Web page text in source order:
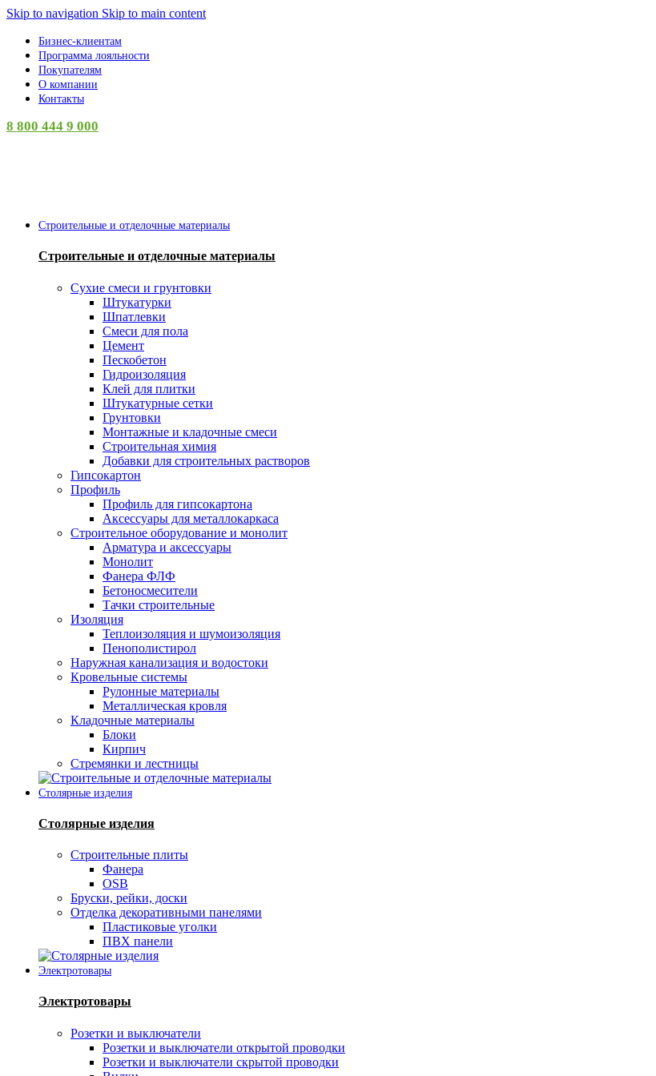
Skip to navigation Skip to main content
Бизнес-клиентам
Программа лояльности
Покупателям
О компании
Контакты
8 800 444 9 000
Строительные и отделочные материалы
Строительные и отделочные материалы
Сухие смеси и грунтовки
Штукатурки
Шпатлевки
Смеси для пола
Цемент
Пескобетон
Гидроизоляция
Клей для плитки
Штукатурные сетки
Грунтовки
Монтажные и кладочные смеси
Строительная химия
Добавки для строительных растворов
Гипсокартон
Профиль
Профиль для гипсокартона
Аксессуары для металлокаркаса
Строительное оборудование и монолит
Арматура и аксессуары
Монолит
Фанера ФЛФ
Бетоносмесители
Тачки строительные
Изоляция
Теплоизоляция и шумоизоляция
Пенополистирол
Наружная канализация и водостоки
Кровельные системы
Рулонные материалы
Металлическая кровля
Кладочные материалы
Блоки
Кирпич
Стремянки и лестницы
Столярные изделия
Столярные изделия
Строительные плиты
Фанера
OSB
Бруски, рейки, доски
Отделка декоративными панелями
Пластиковые уголки
ПВХ панели
Электротовары
Электротовары
Розетки и выключатели
Розетки и выключатели открытой проводки
Розетки и выключатели скрытой проводки